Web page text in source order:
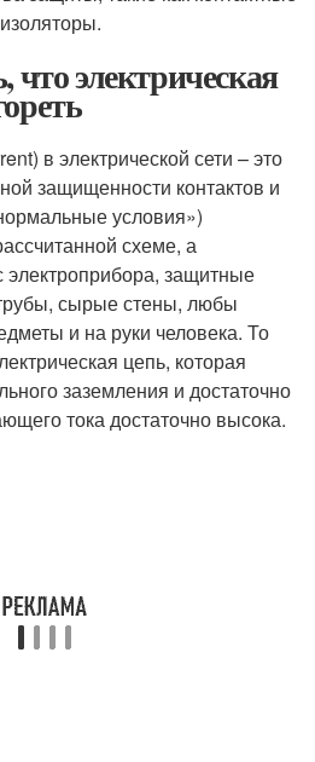
что электрическая
в электрической сети – это
защищенности контактов и
условия»)
схеме, а
электроприбора, защитные
сырые стены, любы
и на руки человека. То
цепь, которая
заземления и достаточно
тока достаточно высока.